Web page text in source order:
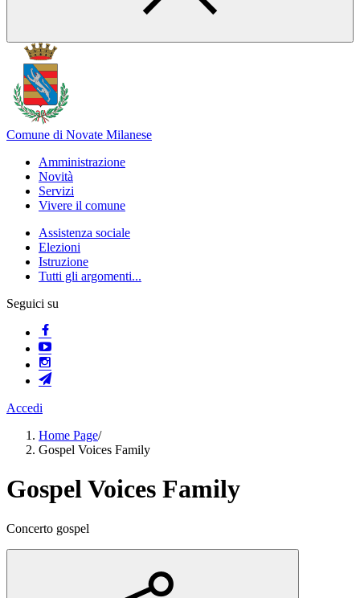
Comune di Novate Milanese
Amministrazione
Novità
Servizi
Vivere il comune
Assistenza sociale
Elezioni
Istruzione
Tutti gli argomenti...
Seguici su
Accedi
Home Page/
Gospel Voices Family
Gospel Voices Family
Concerto gospel